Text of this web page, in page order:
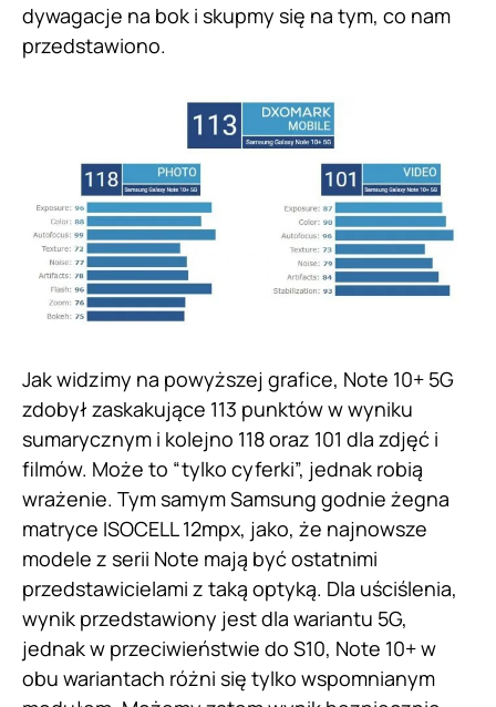
dywagacje na bok i skupmy się na tym, co nam
przedstawiono.
Jak widzimy na powyższej grafice, Note 10+ 5G
zdobył zaskakujące 113 punktów w wyniku
sumarycznym i kolejno 118 oraz 101 dla zdjęć i
filmów. Może to “tylko cyferki”, jednak robią
wrażenie. Tym samym Samsung godnie żegna
matryce ISOCELL 12mpx, jako, że najnowsze
modele z serii Note mają być ostatnimi
przedstawicielami z taką optyką. Dla uściślenia,
wynik przedstawiony jest dla wariantu 5G,
jednak w przeciwieństwie do S10, Note 10+ w
obu wariantach różni się tylko wspomnianym